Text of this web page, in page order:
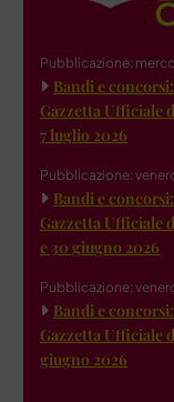
Pubblicazione:
Bandi e
Gazzetta Ufficiale
7 luglio 2026
Pubblicazione:
Bandi e
Gazzetta Ufficiale
e 30 giugno 2026
Pubblicazione:
Bandi e
Gazzetta Ufficiale
giugno 2026